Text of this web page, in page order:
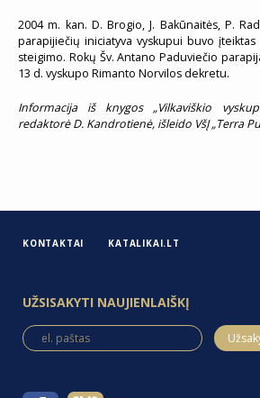
2004 m. kan. D. Brogio, J. Bakūnaitės, P.
parapijiečių iniciatyva vyskupui buvo
steigimo. Rokų Šv. Antano Paduviečio
13 d. vyskupo Rimanto Norvilos dekretu.
Informacija iš knygos „Vilkaviškio
redaktorė D. Kandrotienė, išleido VšĮ „Terra
KONTAKTAI KATALIKAI.LT
UŽSISAKYTI NAUJIENLAIŠKĮ